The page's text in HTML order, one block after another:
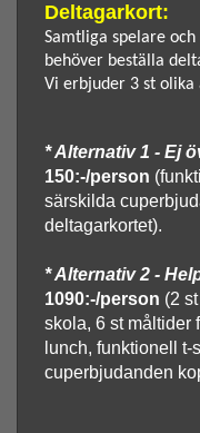
Deltagarkort:
Samtliga spelare
behöver beställa
Vi erbjuder 3 st
* Alternativ 1 - Ej
150:-/person
särskilda
deltagarkortet).
* Alternativ 2 -
1090:-/person (2
skola, 6 st måltider
lunch, funktionell
cuperbjudanden